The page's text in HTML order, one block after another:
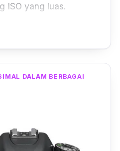
ISO yang luas.
dilengkapi dengan
dan akurat.
kamu dapat dengan
dalam frame bahkan
tingkat kecepatan tinggi
DALAM BERBAGAI